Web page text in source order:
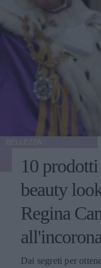
10
beauty
Regina
Dai segreti per